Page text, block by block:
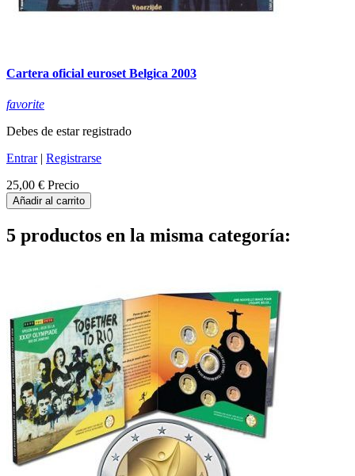
Cartera oficial euroset Belgica 2003
favorite
Debes de estar registrado
Entrar| Registrarse
25,00 € Precio
Añadir al carrito
5 productos en la misma categoría: